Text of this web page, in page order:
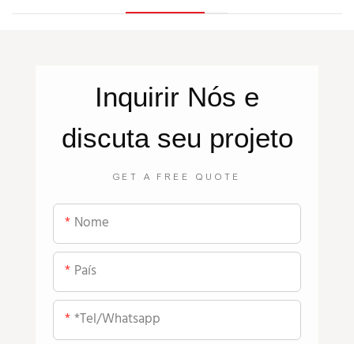
Inquirir Nós e
discuta seu projeto
GET A FREE QUOTE
Nome
País
*tel/whatsapp